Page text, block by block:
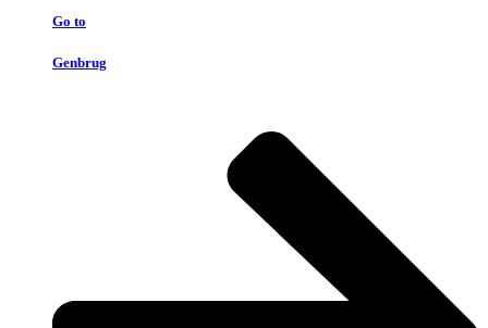
Go to
Genbrug